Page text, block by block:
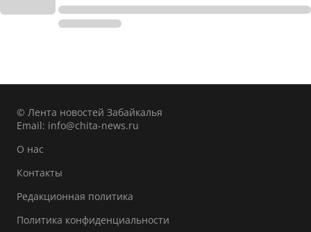
© Лента новостей Забайкалья
Email: info@chita-news.ru
О нас
Контакты
Редакционная политика
Политика конфиденциальности